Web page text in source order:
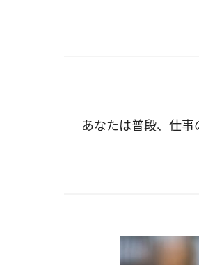
あなたは普段、仕